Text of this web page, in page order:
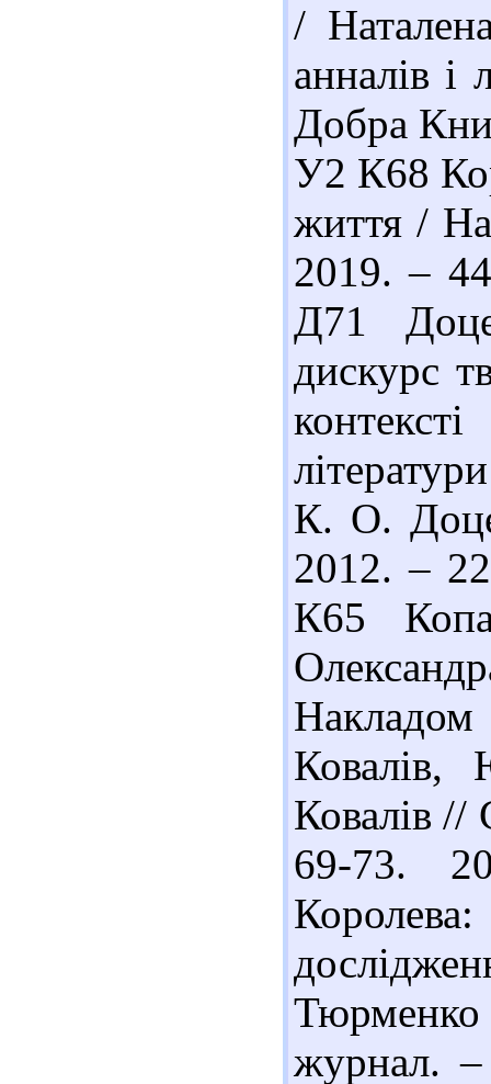
/
анналів
Добра
У2 К68
життя /
2019. –
Д71
дискурс
К. О.
2012. –
К65
Ковалів
69-73.
журнал.